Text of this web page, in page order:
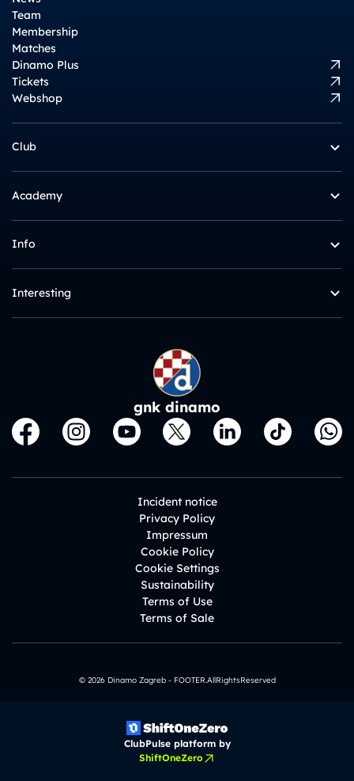
Team
Membership
Matches
Dinamo Plus
Tickets
Webshop
Club
Academy
Info
Interesting
gnk dinamo
Incident notice
Privacy Policy
Impressum
Cookie Policy
Cookie Settings
Sustainability
Terms of Use
Terms of Sale
© 2026 Dinamo Zagreb - FOOTER.AllRightsReserved
ClubPulse platform by
ShiftOneZero